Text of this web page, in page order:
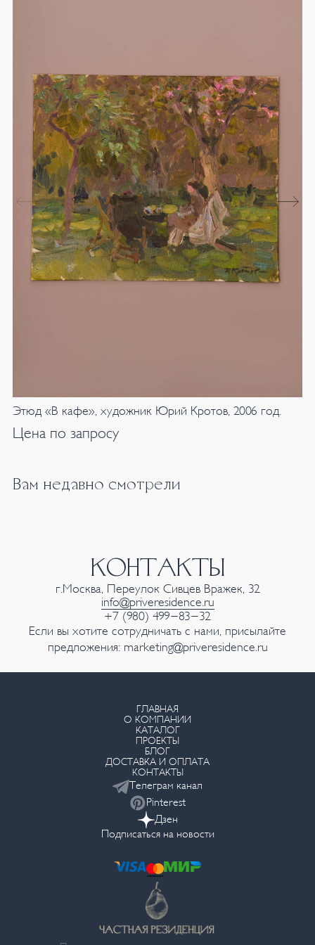
Этюд «В кафе», художник Юрий Кротов, 2006 год.
Цена по запросу
Вам недавно смотрели
КОНТАКТЫ
г.Москва, Переулок Сивцев Вражек, 32
info@priveresidence.ru
+7 (980) 499-83-32
Если вы хотите сотрудничать с нами, присылайте
предложения: marketing@priveresidence.ru
ГЛАВНАЯ
О КОМПАНИИ
КАТАЛОГ
ПРОЕКТЫ
БЛОГ
ДОСТАВКА И ОПЛАТА
КОНТАКТЫ
Телеграм канал
Pinterest
Дзен
Подписаться на новости